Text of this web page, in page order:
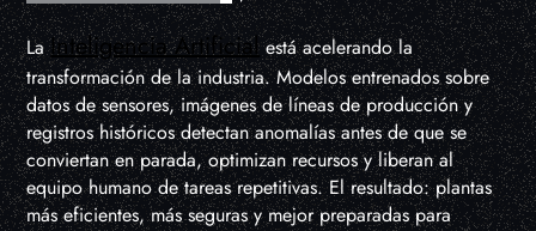
LaInteligencia Artificialestá acelerando la
transformación de la industria. Modelos entrenados sobre
datos de sensores, imágenes de líneas de producción y
registros históricos detectan anomalías antes de que se
conviertan en parada, optimizan recursos y liberan al
equipo humano de tareas repetitivas. El resultado: plantas
más eficientes, más seguras y mejor preparadas para